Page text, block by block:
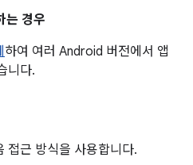
는 경우
하여 여러 Android 버전에서 앱
니다.
접근 방식을 사용합니다.